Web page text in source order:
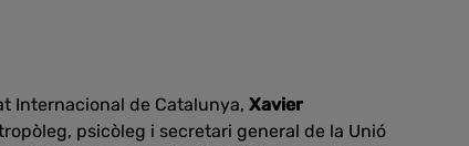
Internacional de Catalunya, Xavier
psicòleg i secretari general de la Unió